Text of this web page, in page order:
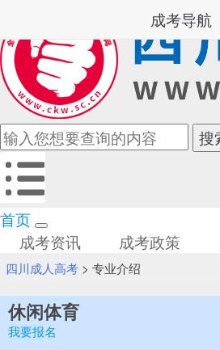
首页
成考资讯
成考政策
四川成人高考> 专业介绍
休闲体育
我要报名
成考导航